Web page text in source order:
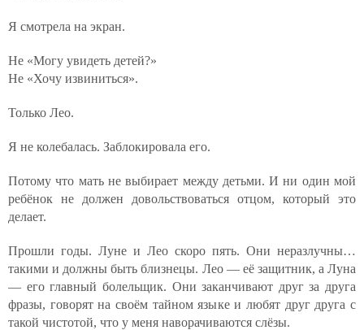
Я смотрела на экран.
Не «Могу увидеть детей?»
Не «Хочу извиниться».
Только Лео.
Я не колебалась. Заблокировала его.
Потому что мать не выбирает между детьми. И ни один мой
ребёнок не должен довольствоваться отцом, который это
делает.
Прошли годы. Луне и Лео скоро пять. Они неразлучны…
такими и должны быть близнецы. Лео — её защитник, а Луна
— его главный болельщик. Они заканчивают друг за друга
фразы, говорят на своём тайном языке и любят друг друга с
такой чистотой, что у меня наворачиваются слёзы.